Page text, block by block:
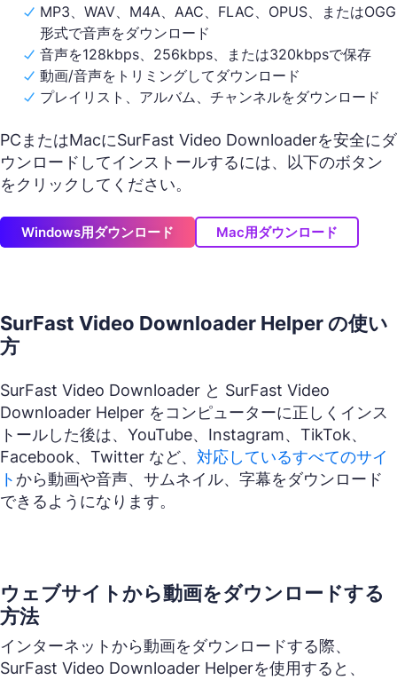
MP3、WAV、M4A、AAC、FLAC、OPUS、またはOGG
形式で音声をダウンロード
音声を128kbps、256kbps、または320kbpsで保存
動画/音声をトリミングしてダウンロード
プレイリスト、アルバム、チャンネルをダウンロード
PCまたはMacにSurFast Video Downloaderを安全にダ
ウンロードしてインストールするには、以下のボタン
をクリックしてください。
Windows用ダウンロード Mac用ダウンロード
SurFast Video Downloader Helper の使い
方
SurFast Video Downloader と SurFast Video
Downloader Helper をコンピューターに正しくインス
トールした後は、YouTube、Instagram、TikTok、
Facebook、Twitter など、 対応しているすべてのサイ
ト から動画や音声、サムネイル、字幕をダウンロード
できるようになります。
ウェブサイトから動画をダウンロードする
方法
インターネットから動画をダウンロードする際、
SurFast Video Downloader Helperを使用すると、